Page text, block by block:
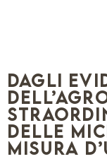
Dagli
delle
misura